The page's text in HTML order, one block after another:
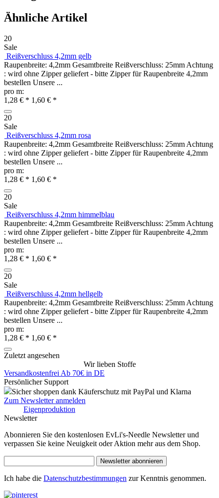
Ähnliche Artikel
20
Sale
Reißverschluss 4,2mm gelb
Raupenbreite: 4,2mm Gesamtbreite Reißverschluss: 25mm Achtung
: wird ohne Zipper geliefert - bitte Zipper für Raupenbreite 4,2mm
bestellen Unsere ...
pro m:
1,28 € * 1,60 € *
20
Sale
Reißverschluss 4,2mm rosa
Raupenbreite: 4,2mm Gesamtbreite Reißverschluss: 25mm Achtung
: wird ohne Zipper geliefert - bitte Zipper für Raupenbreite 4,2mm
bestellen Unsere ...
pro m:
1,28 € * 1,60 € *
20
Sale
Reißverschluss 4,2mm himmelblau
Raupenbreite: 4,2mm Gesamtbreite Reißverschluss: 25mm Achtung
: wird ohne Zipper geliefert - bitte Zipper für Raupenbreite 4,2mm
bestellen Unsere ...
pro m:
1,28 € * 1,60 € *
20
Sale
Reißverschluss 4,2mm hellgelb
Raupenbreite: 4,2mm Gesamtbreite Reißverschluss: 25mm Achtung
: wird ohne Zipper geliefert - bitte Zipper für Raupenbreite 4,2mm
bestellen Unsere ...
pro m:
1,28 € * 1,60 € *
Zuletzt angesehen
Wir lieben Stoffe
Versandkostenfrei Ab 70€ in DE
Persönlicher Support
Sicher shoppen dank Käuferschutz mit PayPal und Klarna
Zum Newsletter anmelden
Eigenproduktion
Newsletter
Abonnieren Sie den kostenlosen EvLi's-Needle Newsletter und
verpassen Sie keine Neuigkeit oder Aktion mehr aus dem Shop.
Newsletter abonnieren
Ich habe die Datenschutzbestimmungen zur Kenntnis genommen.